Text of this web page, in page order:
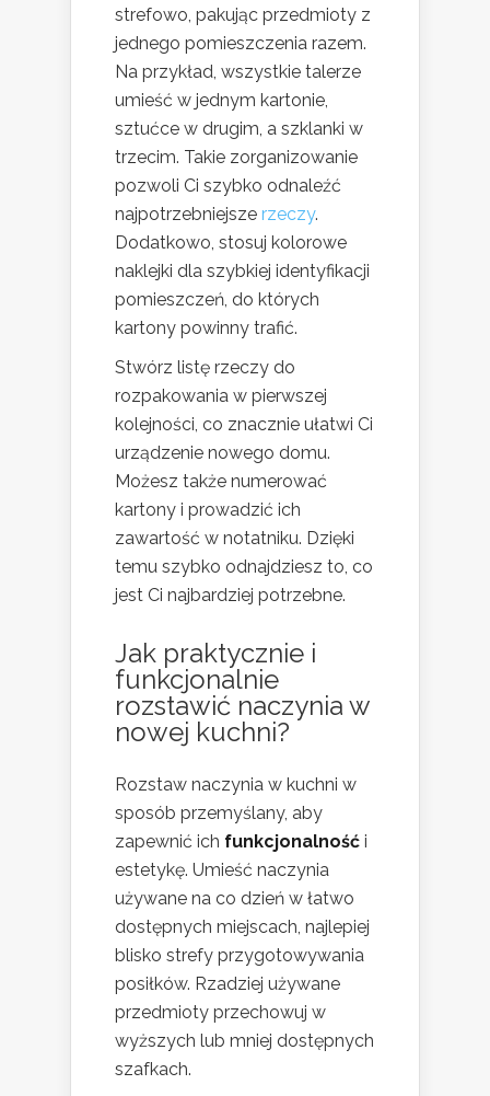
strefowo, pakując przedmioty z
jednego pomieszczenia razem.
Na przykład, wszystkie talerze
umieść w jednym kartonie,
sztućce w drugim, a szklanki w
trzecim. Takie zorganizowanie
pozwoli Ci szybko odnaleźć
najpotrzebniejsze rzeczy.
Dodatkowo, stosuj kolorowe
naklejki dla szybkiej identyfikacji
pomieszczeń, do których
kartony powinny trafić.
Stwórz listę rzeczy do
rozpakowania w pierwszej
kolejności, co znacznie ułatwi Ci
urządzenie nowego domu.
Możesz także numerować
kartony i prowadzić ich
zawartość w notatniku. Dzięki
temu szybko odnajdziesz to, co
jest Ci najbardziej potrzebne.
Jak praktycznie i
funkcjonalnie
rozstawić naczynia w
nowej kuchni?
Rozstaw naczynia w kuchni w
sposób przemyślany, aby
zapewnić ich funkcjonalność i
estetykę. Umieść naczynia
używane na co dzień w łatwo
dostępnych miejscach, najlepiej
blisko strefy przygotowywania
posiłków. Rzadziej używane
przedmioty przechowuj w
wyższych lub mniej dostępnych
szafkach.